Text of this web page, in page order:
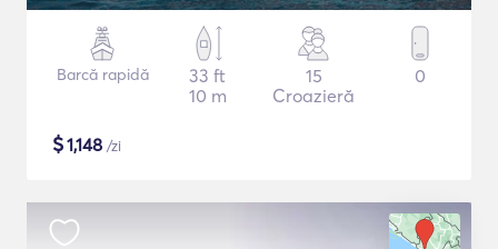
Barcă rapidă
33 ft
10 m
15
Croazieră
0
$1,148 /zi